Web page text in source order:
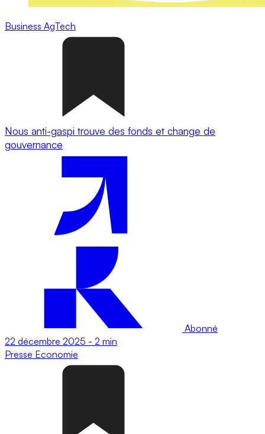
Business AgTech
Nous anti-gaspi trouve des fonds et change de
gouvernance
Abonné
22 décembre 2025 - 2 min
Presse Economie